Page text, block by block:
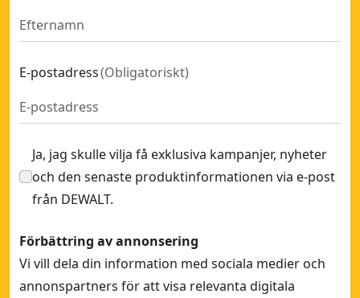
E-postadress(Obligatoriskt)
Ja, jag skulle vilja få exklusiva kampanjer, nyheter
och den senaste produktinformationen via e-post
från DEWALT.
Förbättring av annonsering
Vi vill dela din information med sociala medier och
annonspartners för att visa relevanta digitala